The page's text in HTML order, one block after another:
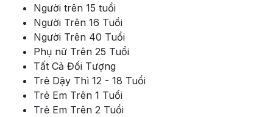
Người trên 15 tuổi
Người Trên 16 Tuổi
Người Trên 40 Tuổi
Phụ nữ Trên 25 Tuổi
Tất Cả Đối Tượng
Trẻ Dậy Thì 12 - 18 Tuổi
Trẻ Em Trên 1 Tuổi
Trẻ Em Trên 2 Tuổi